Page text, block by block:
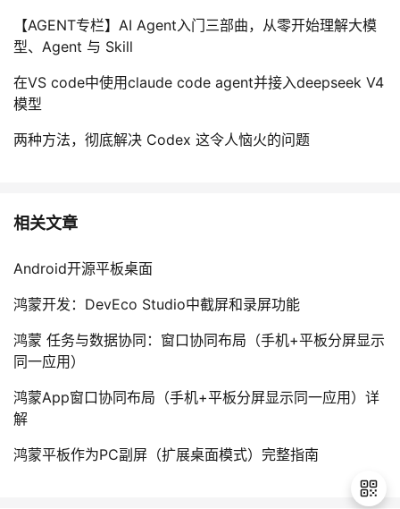
【AGENT专栏】AI Agent入门三部曲，从零开始理解大模
型、Agent 与 Skill
在VS code中使用claude code agent并接入deepseek V4
模型
两种方法，彻底解决 Codex 这令人恼火的问题
相关文章
Android开源平板桌面
鸿蒙开发：DevEco Studio中截屏和录屏功能
鸿蒙 任务与数据协同：窗口协同布局（手机+平板分屏显示
同一应用）
鸿蒙App窗口协同布局（手机+平板分屏显示同一应用）详
解
鸿蒙平板作为PC副屏（扩展桌面模式）完整指南